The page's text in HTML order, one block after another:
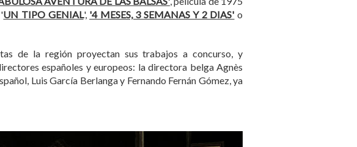
'UN TIPO GENIAL', '4 MESES, 3 SEMANAS Y 2 DIAS' o
de la región proyectan sus trabajos a concurso, y
españoles y europeos: la directora belga Agnès
Luis García Berlanga y Fernando Fernán Gómez, ya